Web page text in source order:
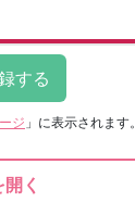
ジ 」に表示されます。
く